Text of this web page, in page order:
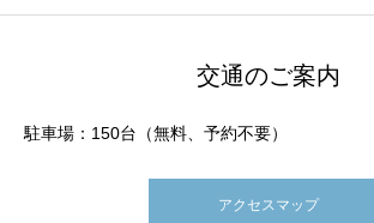
交通のご案内
駐車場：150台（無料、予約不要）
アクセスマップ